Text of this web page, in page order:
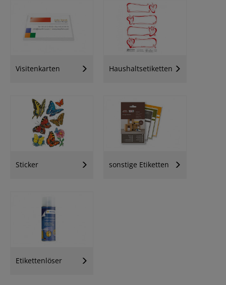
Visitenkarten Haushaltsetiketten
Sticker sonstige Etiketten
Etikettenlöser